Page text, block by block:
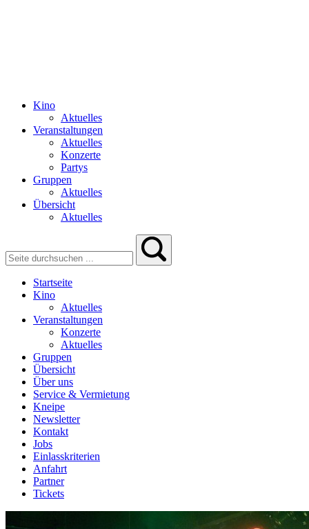
Kino
Aktuelles
Veranstaltungen
Aktuelles
Konzerte
Partys
Gruppen
Aktuelles
Übersicht
Aktuelles
Startseite
Kino
Aktuelles
Veranstaltungen
Konzerte
Aktuelles
Gruppen
Übersicht
Über uns
Service & Vermietung
Kneipe
Newsletter
Kontakt
Jobs
Einlasskriterien
Anfahrt
Partner
Tickets